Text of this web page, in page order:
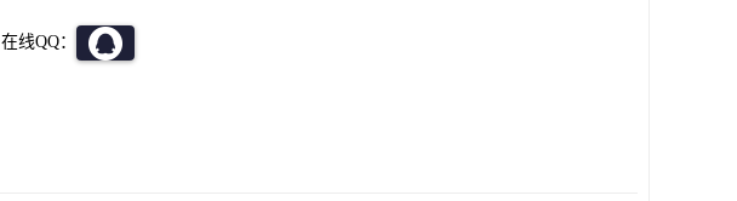
在线QQ：